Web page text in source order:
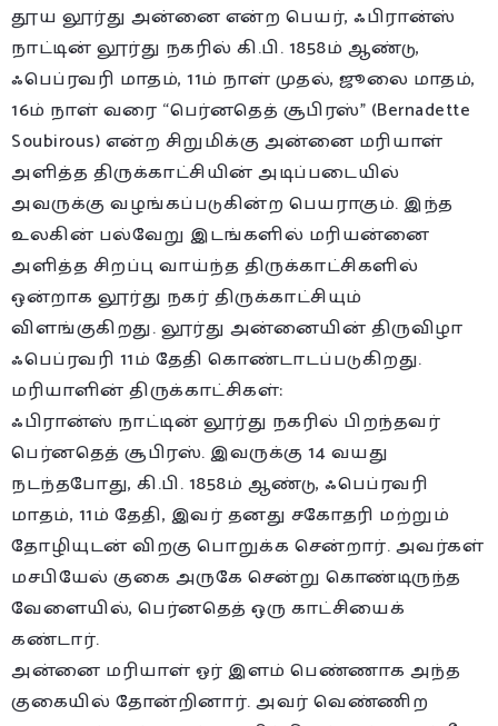
தூய லூர்து அன்னை என்ற பெயர், ஃபிரான்ஸ்
நாட்டின் லூர்து நகரில் கி.பி. 1858ம் ஆண்டு,
ஃபெப்ரவரி மாதம், 11ம் நாள் முதல், ஜூலை மாதம்,
16ம் நாள் வரை “பெர்னதெத் சூபிரஸ்” (Bernadette
Soubirous) என்ற சிறுமிக்கு அன்னை மரியாள்
அளித்த திருக்காட்சியின் அடிப்படையில்
அவருக்கு வழங்கப்படுகின்ற பெயராகும். இந்த
உலகின் பல்வேறு இடங்களில் மரியன்னை
அளித்த சிறப்பு வாய்ந்த திருக்காட்சிகளில்
ஒன்றாக லூர்து நகர் திருக்காட்சியும்
விளங்குகிறது. லூர்து அன்னையின் திருவிழா
ஃபெப்ரவரி 11ம் தேதி கொண்டாடப்படுகிறது.
மரியாளின் திருக்காட்சிகள்:
ஃபிரான்ஸ் நாட்டின் லூர்து நகரில் பிறந்தவர்
பெர்னதெத் சூபிரஸ். இவருக்கு 14 வயது
நடந்தபோது, கி.பி. 1858ம் ஆண்டு, ஃபெப்ரவரி
மாதம், 11ம் தேதி, இவர் தனது சகோதரி மற்றும்
தோழியுடன் விறகு பொறுக்க சென்றார். அவர்கள்
மசபியேல் குகை அருகே சென்று கொண்டிருந்த
வேளையில், பெர்னதெத் ஒரு காட்சியைக்
கண்டார்.
அன்னை மரியாள் ஓர் இளம் பெண்ணாக அந்த
குகையில் தோன்றினார். அவர் வெண்ணிற